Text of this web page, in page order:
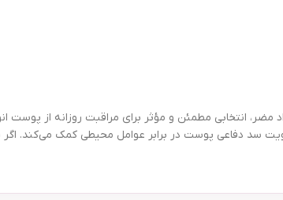
مرطوب‌کننده، مغذی و فاقد مواد مضر، انتخابی مطمئن و مؤثر برای مراقبت
سد دفاعی پوست در برابر عوامل محیطی کمک می‌کند.